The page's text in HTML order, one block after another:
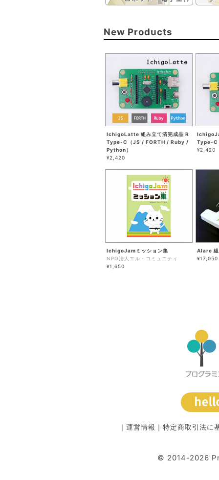
New Products
IchigoLatte 組み立て済完成品 R
Type-C（JS / FORTH / Ruby /
Python）
¥2,420
Type-C
¥2,420
IchigoJamミッション集
NPO法人エル・コミュニティ
¥1,650
Alare 組
¥17,050
｜ 運営情報 ｜ 特定商取引法に
© 2014-2026